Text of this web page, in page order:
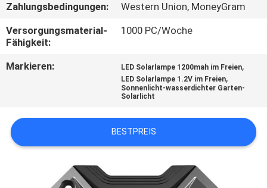
FÄLLE
FORDERN
ANGEBOT
AN
ONLINE
Zahlungsbedingungen:
Western Union, MoneyGram
Versorgungsmaterial-
Fähigkeit:
1000 PC/Woche
Markieren: LED Solarlampe 1200mah im Freien,
LED Solarlampe 1.2V im Freien,
Sonnenlicht-wasserdichter Garten-
Solarlicht
BESTPREIS